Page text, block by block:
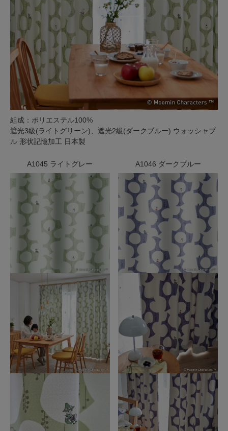
組成：ポリエステル100%
遮光3級(ライトグリーン)、遮光2級(ダークブルー) ウォッシャブ
ル 形状記憶加工 日本製
A1045 ライトグレー A1046 ダークブルー